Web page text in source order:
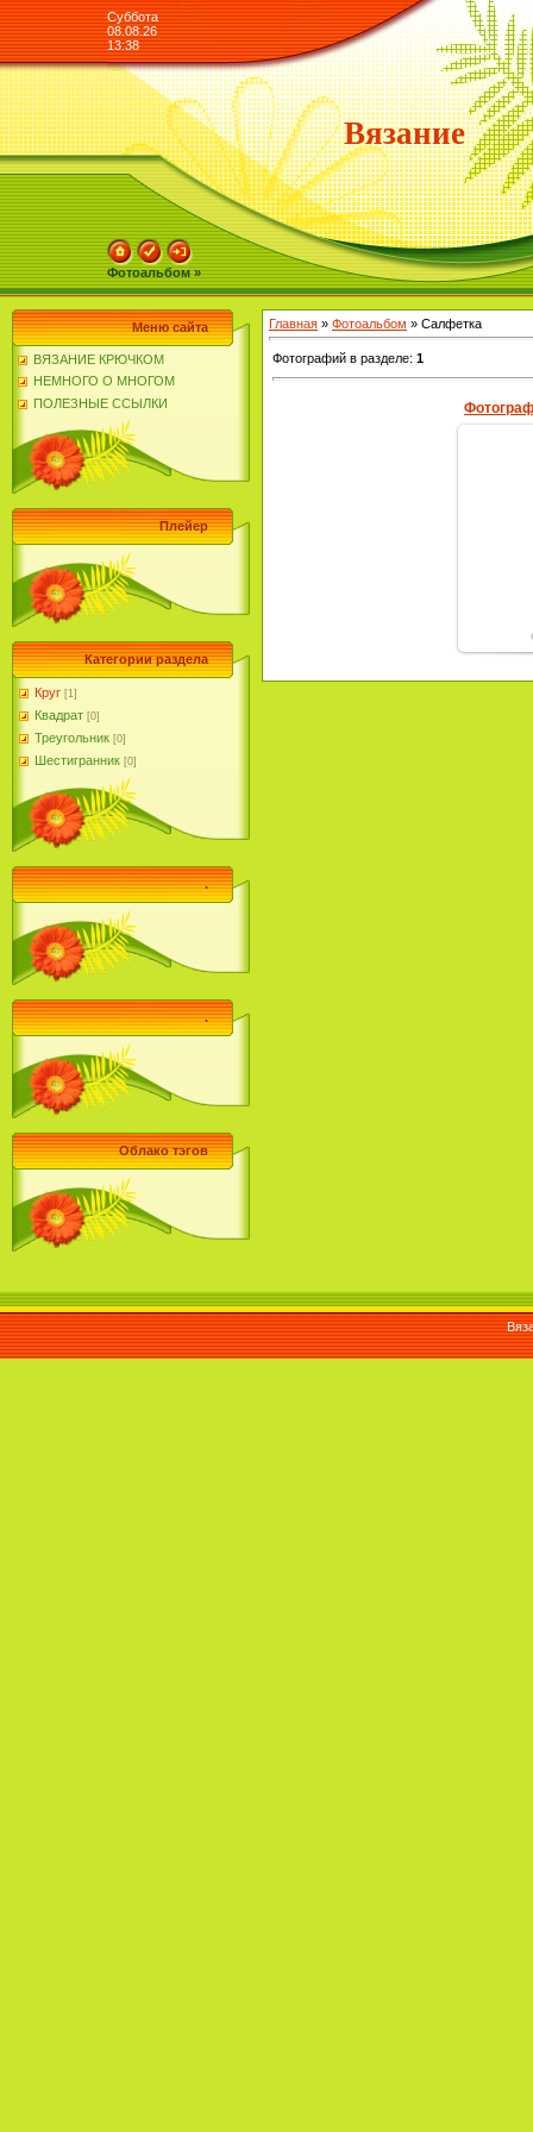
Суббота
08.08.26
13:38
Вязание
Фотоальбом »
Меню сайта
ВЯЗАНИЕ КРЮЧКОМ
НЕМНОГО О МНОГОМ
ПОЛЕЗНЫЕ ССЫЛКИ
Плейер
Категории раздела
Круг [1]
Квадрат [0]
Треугольник [0]
Шестигранник [0]
.
.
Облако тэгов
Главная » Фотоальбом » Салфетка
Фотографий в разделе: 1